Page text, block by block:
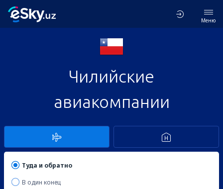
Меню
Чилийские
авиакомпании
Туда и обратно
В один конец